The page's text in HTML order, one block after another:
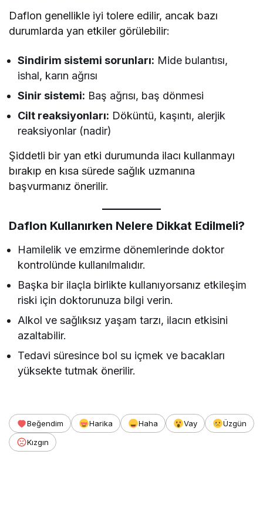
Daflon genellikle iyi tolere edilir, ancak bazı
durumlarda yan etkiler görülebilir:
Sindirim sistemi sorunları: Mide bulantısı,
ishal, karın ağrısı
Sinir sistemi: Baş ağrısı, baş dönmesi
Cilt reaksiyonları: Döküntü, kaşıntı, alerjik
reaksiyonlar (nadir)
Şiddetli bir yan etki durumunda ilacı kullanmayı
bırakıp en kısa sürede sağlık uzmanına
başvurmanız önerilir.
Daflon Kullanırken Nelere Dikkat Edilmeli?
Hamilelik ve emzirme dönemlerinde doktor
kontrolünde kullanılmalıdır.
Başka bir ilaçla birlikte kullanıyorsanız etkileşim
riski için doktorunuza bilgi verin.
Alkol ve sağlıksız yaşam tarzı, ilacın etkisini
azaltabilir.
Tedavi süresince bol su içmek ve bacakları
yüksekte tutmak önerilir.
Beğendim Harika Haha Vay
Üzgün
Kızgın